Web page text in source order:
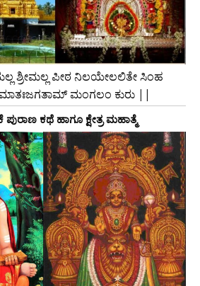
ಶ್ರೀಮಲ್ಲ ಪೀಠ ನಿಲಯೇಲಲಿತೇ ಸಿಂಹ
ಮಂಗಲಂ ಕುರು ||
ಕಥೆ ಹಾಗೂ ಕ್ಷೇತ್ರ ಮಹಾತ್ಮೆ